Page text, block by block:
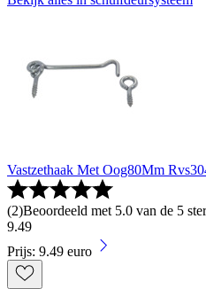
Vastzethaak Met Oog80Mm
(2)Beoordeeld met 5.0 van de 5
9.49
Prijs: 9.49 euro